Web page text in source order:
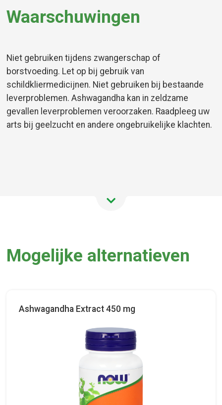
Waarschuwingen
Niet gebruiken tijdens zwangerschap of
borstvoeding. Let op bij gebruik van
schildkliermedicijnen. Niet gebruiken bij bestaande
leverproblemen. Ashwagandha kan in zeldzame
gevallen leverproblemen veroorzaken. Raadpleeg uw
arts bij geelzucht en andere ongebruikelijke klachten.
Mogelijke alternatieven
Ashwagandha Extract 450 mg